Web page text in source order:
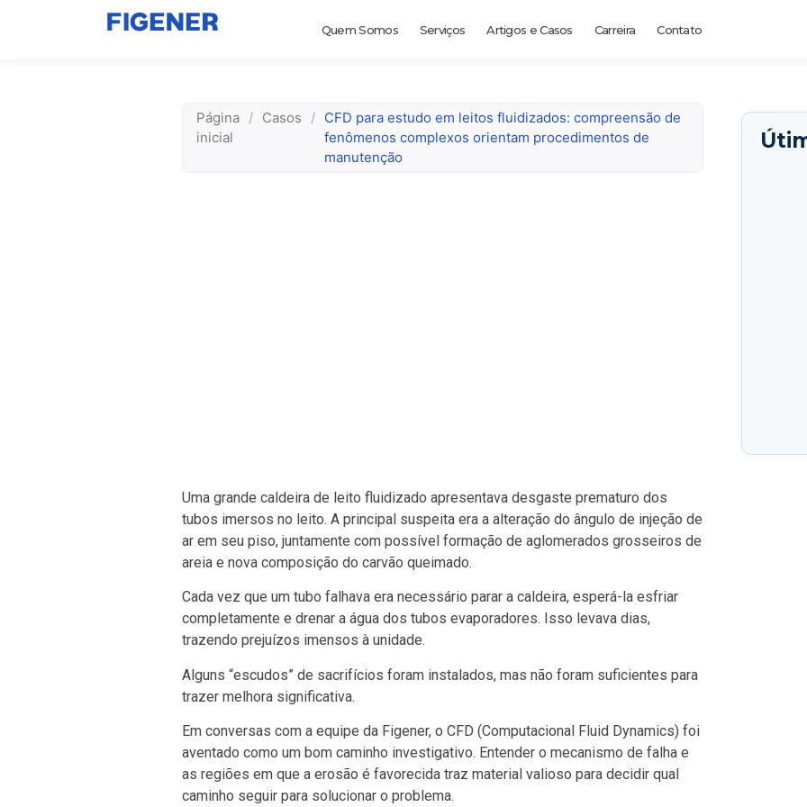
Quem Somos Serviços Artigos e Casos Carreira Contato
Página
inicial
/ Casos /
CFD para estudo em leitos fluidizados: compreensão de
fenômenos complexos orientam procedimentos de
manutenção
Uma grande caldeira de leito fluidizado apresentava desgaste prematuro dos
tubos imersos no leito. A principal suspeita era a alteração do ângulo de injeção de
ar em seu piso, juntamente com possível formação de aglomerados grosseiros de
areia e nova composição do carvão queimado.
Cada vez que um tubo falhava era necessário parar a caldeira, esperá-la esfriar
completamente e drenar a água dos tubos evaporadores. Isso levava dias,
trazendo prejuízos imensos à unidade.
Alguns “escudos” de sacrifícios foram instalados, mas não foram suficientes para
trazer melhora significativa.
Em conversas com a equipe da Figener, o CFD (Computacional Fluid Dynamics) foi
aventado como um bom caminho investigativo. Entender o mecanismo de falha e
as regiões em que a erosão é favorecida traz material valioso para decidir qual
caminho seguir para solucionar o problema.